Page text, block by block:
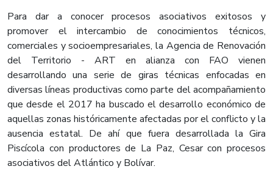
Para dar a conocer procesos asociativos exitosos y
promover el intercambio de conocimientos técnicos,
comerciales y socioempresariales, la Agencia de Renovación
del Territorio - ART en alianza con FAO vienen
desarrollando una serie de giras técnicas enfocadas en
diversas líneas productivas como parte del acompañamiento
que desde el 2017 ha buscado el desarrollo económico de
aquellas zonas históricamente afectadas por el conflicto y la
ausencia estatal. De ahí que fuera desarrollada la Gira
Piscícola con productores de La Paz, Cesar con procesos
asociativos del Atlántico y Bolívar.